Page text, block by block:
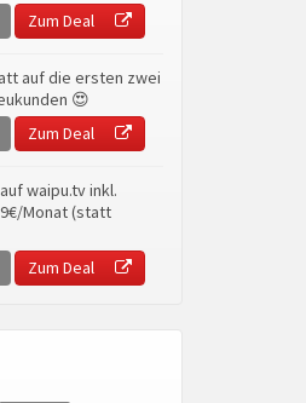
Zum Deal
auf die ersten zwei
😍
Zum Deal
waipu.tv inkl.
Monat (statt
Zum Deal